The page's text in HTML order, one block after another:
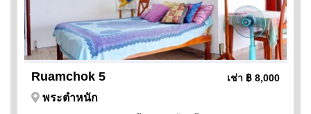
Ruamchok 5 เช่า ฿ 8,000
พระตำหนัก